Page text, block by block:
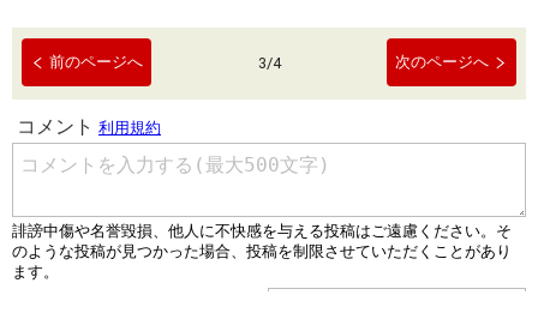
前のページへ 3/4 次のページへ